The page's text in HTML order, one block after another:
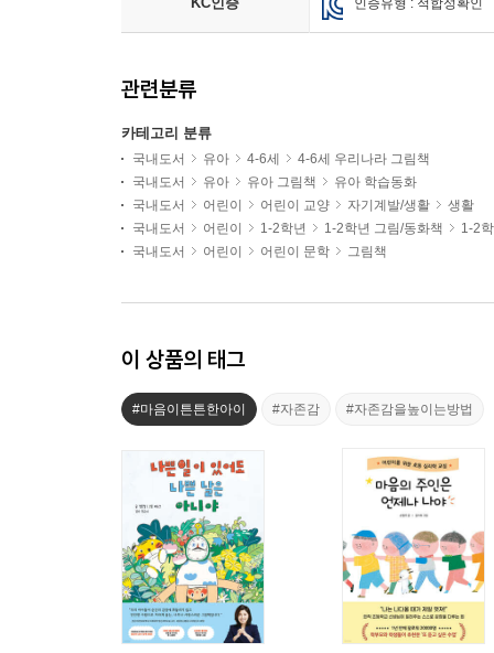
관련분류
카테고리 분류
국내도서 유아 4-6세
4-6세 우리나라 그림책
국내도서
유아 유아 그림책
유아 학습동화
국내도서
어린이 어린이 교양 자기계발/생활
생활
국내도서
어린이 1-2학년 1-2학년 그림/동화책
1-2
국내도서
어린이 어린이 문학 그림책
이 상품의 태그
#마음이튼튼한아이 #자존감 #자존감을높이는방법